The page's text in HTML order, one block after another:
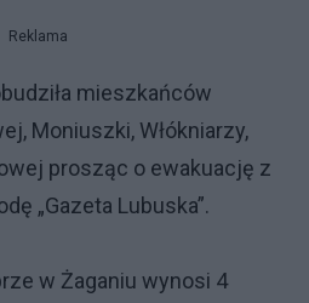
Reklama
mieszkańców
Moniuszki, Włókniarzy,
prosząc o ewakuację z
„Gazeta Lubuska”.
w Żaganiu wynosi 4